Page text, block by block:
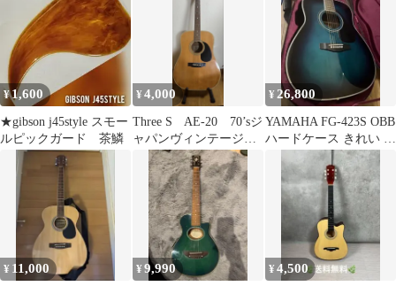
¥1,600
★gibson j45style スモー
ルピックガード 茶鱗
¥4,000
Three S AE-20 70’sジ
ャパンヴィンテージ
アコースティックギタ
¥ 26,800
YAMAHA FG-423S OBB
ハードケース きれい 値
¥ 11,000 ¥9,990 ¥4,500